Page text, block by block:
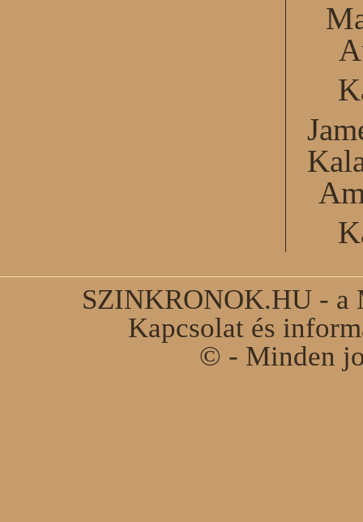
SZINKRONOK.HU - a
Kapcsolat és
© - Minden